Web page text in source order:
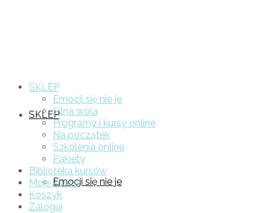
SKLEP
Emocji się nie je
SKLEP
Emocji się nie je
Silna wola
Programy i kursy online
Na początek
Szkolenia online
Pakiety
Biblioteka kursów
Moje konto
Koszyk
Zaloguj